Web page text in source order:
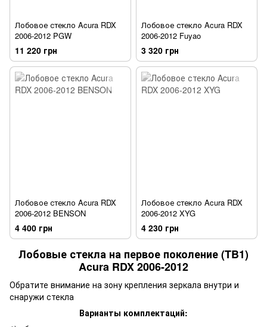
Лобовое стекло Acura RDX
2006-2012 PGW
11 220 грн
Лобовое стекло Acura RDX
2006-2012 Fuyao
3 320 грн
Лобовое стекло Acura RDX
2006-2012 BENSON
4 400 грн
Лобовое стекло Acura RDX
2006-2012 XYG
4 230 грн
Лобовые стекла на первое поколение (TB1)
Acura RDX 2006-2012
Обратите внимание на зону крепления зеркала внутри и
снаружи стекла
Варианты комплектаций: